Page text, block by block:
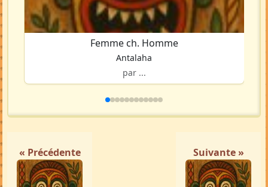
Femme ch. Homme
Antalaha
par ...
« Précédente Suivante »